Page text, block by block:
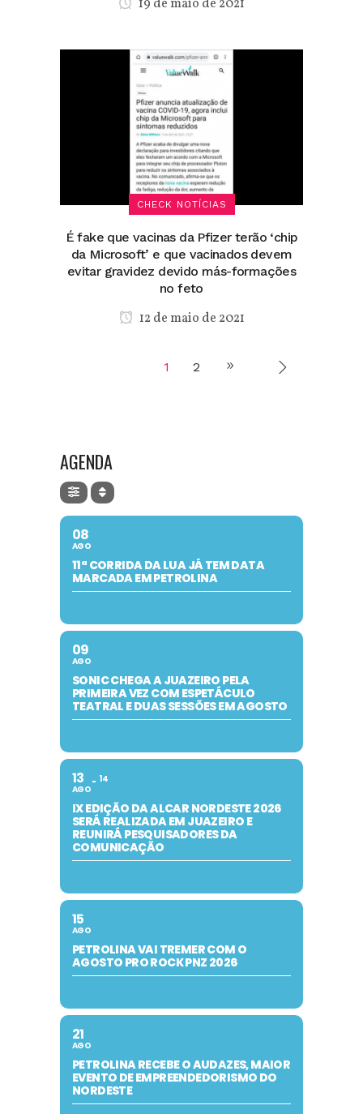
19 de maio de 2021
CHECK NOTÍCIAS
É fake que vacinas da Pfizer terão ‘chip
da Microsoft’ e que vacinados devem
evitar gravidez devido más-formações
no feto
12 de maio de 2021
1 2
AGENDA
08
AGO
11ª CORRIDA DA LUA JÁ TEM DATA
MARCADA EM PETROLINA
09
AGO
SONIC CHEGA A JUAZEIRO PELA
PRIMEIRA VEZ COM ESPETÁCULO
TEATRAL E DUAS SESSÕES EM AGOSTO
13
AGO
14
IX EDIÇÃO DA ALCAR NORDESTE 2026
SERÁ REALIZADA EM JUAZEIRO E
REUNIRÁ PESQUISADORES DA
COMUNICAÇÃO
15
AGO
PETROLINA VAI TREMER COM O
AGOSTO PRO ROCK PNZ 2026
21
AGO
PETROLINA RECEBE O AUDAZES, MAIOR
EVENTO DE EMPREENDEDORISMO DO
NORDESTE